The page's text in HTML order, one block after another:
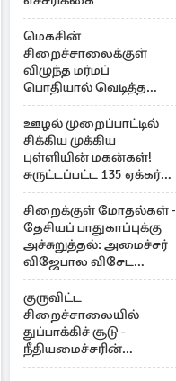
மெகசின்
சிறைச்சாலைக்குள்
விழுந்த மர்மப்
பொதியால் வெடித்த
மோதல் - ஒருவர் பலி :
பலர் காயம்
ஊழல் முறைப்பாட்டில்
சிக்கிய முக்கிய
புள்ளியின் மகன்கள்!
சுருட்டப்பட்ட 135 ஏக்கர்
தேயிலைத் தோட்டம்
சிறைக்குள் மோதல்கள் -
தேசியப் பாதுகாப்புக்கு
அச்சுறுத்தல்: அமைச்சர்
விஜேபால விசேட
அறிவிப்பு
குருவிட்ட
சிறைச்சாலையில்
துப்பாக்கிச் சூடு -
நீதியமைச்சரின்
அறிவிப்பு